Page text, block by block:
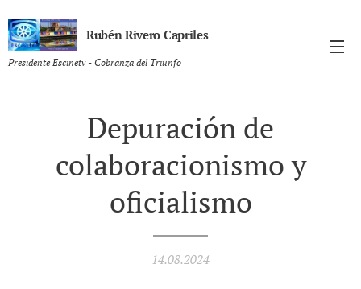
Rubén Rivero Capriles
Presidente Escinetv - Cobranza del Triunfo
Depuración de
colaboracionismo y
oficialismo
14.08.2024